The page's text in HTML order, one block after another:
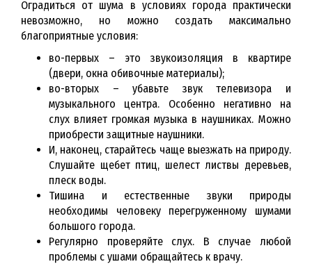
Оградиться от шума в условиях города практически
невозможно, но можно создать максимально
благоприятные условия:
во-первых – это звукоизоляция в квартире
(двери, окна обивочные материалы);
во-вторых – убавьте звук телевизора и
музыкального центра. Особенно негативно на
слух влияет громкая музыка в наушниках. Можно
приобрести защитные наушники.
И, наконец, старайтесь чаще выезжать на природу.
Слушайте щебет птиц, шелест листвы деревьев,
плеск воды.
Тишина и естественные звуки природы
необходимы человеку перегруженному шумами
большого города.
Регулярно проверяйте слух. В случае любой
проблемы с ушами обращайтесь к врачу.